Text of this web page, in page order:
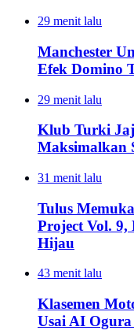
29 menit lalu
Manchester
Efek Domino
29 menit lalu
Klub Turki
Maksimalkan
31 menit lalu
Tulus
Project Vol. 9,
Hijau
43 menit lalu
Klasemen
Usai AI